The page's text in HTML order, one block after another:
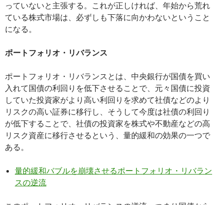
っていないと主張する。これが正しければ、年始から荒れ
ている株式市場は、必ずしも下落に向かわないということ
になる。
ポートフォリオ・リバランス
ポートフォリオ・リバランスとは、中央銀行が国債を買い
入れて国債の利回りを低下させることで、元々国債に投資
していた投資家がより高い利回りを求めて社債などのより
リスクの高い証券に移行し、そうして今度は社債の利回り
が低下することで、社債の投資家を株式や不動産などの高
リスク資産に移行させるという、量的緩和の効果の一つで
ある。
量的緩和バブルを崩壊させるポートフォリオ・リバラン
スの逆流